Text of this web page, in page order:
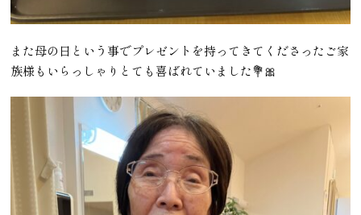
また母の日という事でプレゼントを持ってきてくださったご家
族様もいらっしゃりとても喜ばれていました💐🎀